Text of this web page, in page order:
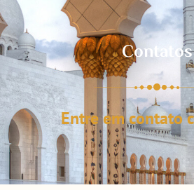
Contatos
Entre em contato